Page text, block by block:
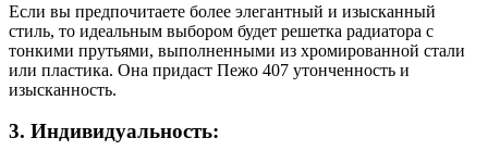
Если вы предпочитаете более элегантный и изысканный
стиль, то идеальным выбором будет решетка радиатора с
тонкими прутьями, выполненными из хромированной стали
или пластика. Она придаст Пежо 407 утонченность и
изысканность.
3. Индивидуальность: